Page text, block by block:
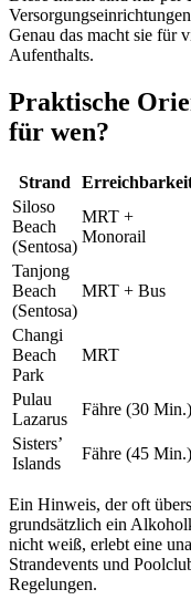
Genau das macht sie für
Aufenthalts.
Praktische
für wen?
Strand
Siloso
Beach
(Sentosa)
MRT +
Monorail
Tanjong
Beach
(Sentosa)
MRT + Bus
Changi
Beach
Park
MRT
Pulau
Lazarus
Fähre (30 Min.)
Sisters’
Islands
Fähre (45 Min.)
Ein Hinweis, der oft
grundsätzlich ein
nicht weiß, erlebt eine
Strandevents und
Regelungen.